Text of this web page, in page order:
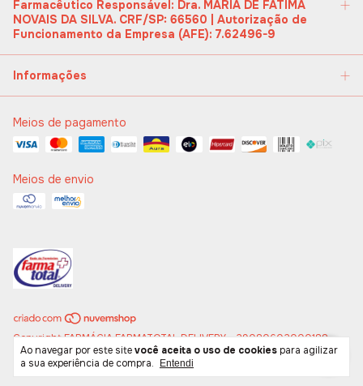
Ao navegar por este sitevocê aceita o uso de cookies para agilizar
a sua experiência de compra.
Entendi
Farmacêutico Responsável: Dra. MARIA DE FATIMA
NOVAIS DA SILVA. CRF/SP: 66560 | Autorização de
Funcionamento da Empresa (AFE): 7.62496-9
Informações
Meios de pagamento
Meios de envio
Copyright FARMÁCIA FARMATOTAL DELIVERY - 29080602000188 -
2026. Todos os direitos reservados.